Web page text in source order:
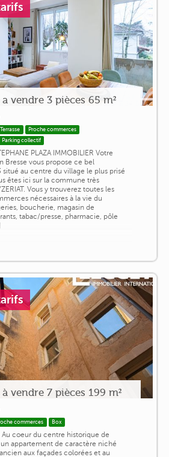
vendre 3 pièces 65 m²
Terrasse
Proche commerces
Parking collectif
PLAZA IMMOBILIER Votre
Bresse vous propose ce bel
au centre du village le plus prisé
êtes ici sur la commune très
Vous y trouverez toutes les
nécessaires à la vie du
boucherie, magasin de
tabac/presse, pharmacie, pôle
vendre 7 pièces 199 m²
commerces Box
coeur du centre historique de
appartement de caractère niché
aux façades colorées et au